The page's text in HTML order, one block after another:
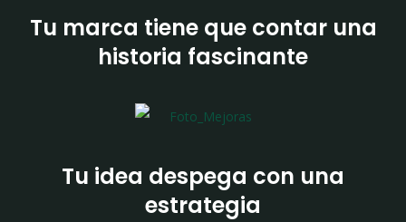
Tu marca tiene que contar una
historia fascinante
Tu idea despega con una
estrategia